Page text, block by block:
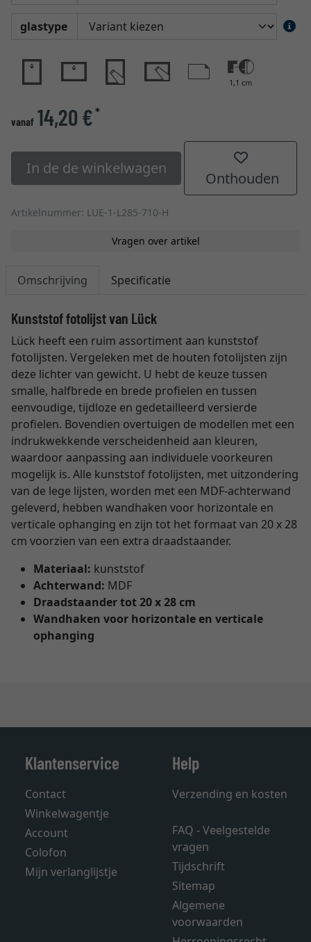
glastype
1,1 cm
vanaf 14,20 €*
In de de winkelwagen
Onthouden
Artikelnummer: LUE-1-L285-710-H
Vragen over artikel
Omschrijving Specificatie
Kunststof fotolijst van Lück
Lück heeft een ruim assortiment aan kunststof
fotolijsten. Vergeleken met de houten fotolijsten zijn
deze lichter van gewicht. U hebt de keuze tussen
smalle, halfbrede en brede profielen en tussen
eenvoudige, tijdloze en gedetailleerd versierde
profielen. Bovendien overtuigen de modellen met een
indrukwekkende verscheidenheid aan kleuren,
waardoor aanpassing aan individuele voorkeuren
mogelijk is. Alle kunststof fotolijsten, met uitzondering
van de lege lijsten, worden met een MDF-achterwand
geleverd, hebben wandhaken voor horizontale en
verticale ophanging en zijn tot het formaat van 20 x 28
cm voorzien van een extra draadstaander.
Materiaal: kunststof
Achterwand: MDF
Draadstaander tot 20 x 28 cm
Wandhaken voor horizontale en verticale
ophanging
Klantenservice
Contact
Winkelwagentje
Account
Colofon
Mijn verlanglijstje
Help
Verzending en kosten
FAQ - Veelgestelde
vragen
Tijdschrift
Sitemap
Algemene
voorwaarden